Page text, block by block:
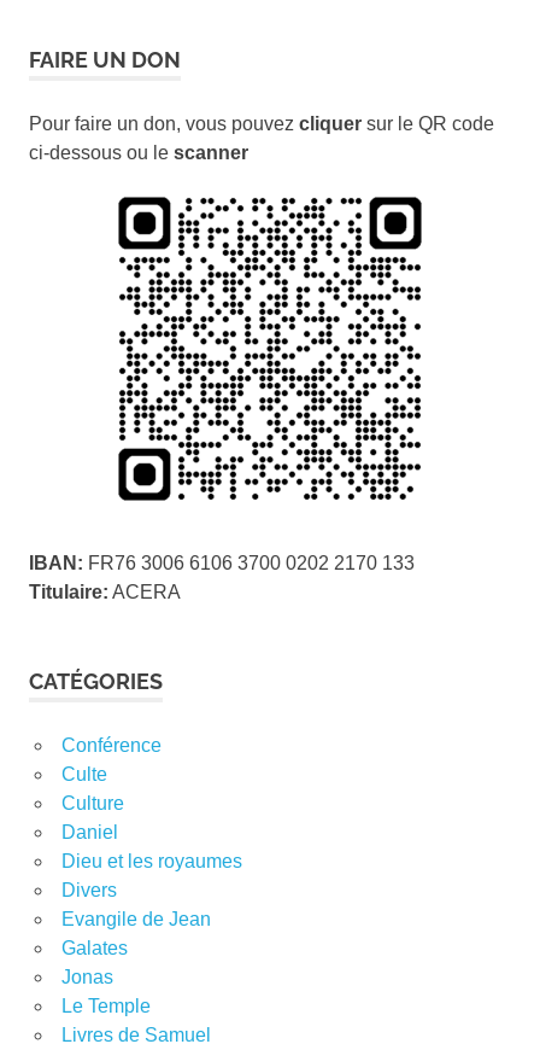
FAIRE UN DON
Pour faire un don, vous pouvez cliquer sur le QR code
ci-dessous ou le scanner
IBAN: FR76 3006 6106 3700 0202 2170 133
Titulaire: ACERA
CATÉGORIES
Conférence
Culte
Culture
Daniel
Dieu et les royaumes
Divers
Evangile de Jean
Galates
Jonas
Le Temple
Livres de Samuel